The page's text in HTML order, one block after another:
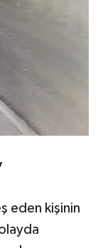
eden kişinin